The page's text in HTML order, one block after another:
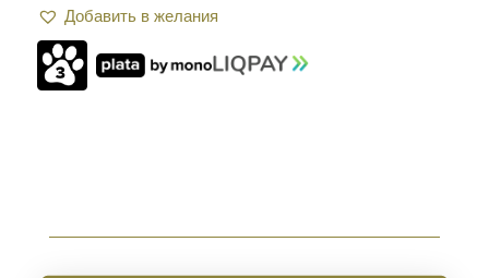
КЛЕЙКАЯ
БУМАГА
ДЛЯ
СТРЕЛЬБЫ
Добавить в желания